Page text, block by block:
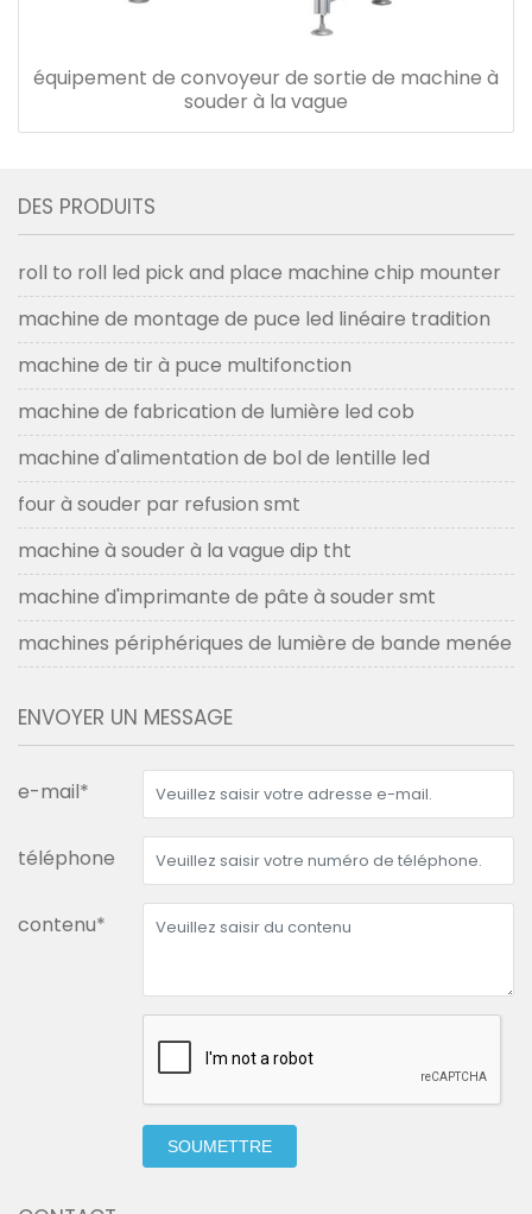
équipement de convoyeur de sortie de machine à
souder à la vague
DES PRODUITS
roll to roll led pick and place machine chip mounter
machine de montage de puce led linéaire tradition
machine de tir à puce multifonction
machine de fabrication de lumière led cob
machine d'alimentation de bol de lentille led
four à souder par refusion smt
machine à souder à la vague dip tht
machine d'imprimante de pâte à souder smt
machines périphériques de lumière de bande menée
ENVOYER UN MESSAGE
e-mail*
téléphone
contenu*
SOUMETTRE